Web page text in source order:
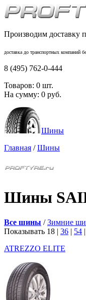
Производим доставку
доставка до транспортных компаний
8 (495) 762-0-444
Товаров: 0 шт.
На сумму: 0 руб.
Шины
Главная /Шины
Шины
Все шины /Зимние
Показывать 18 | 36 | 54 |
ATREZZO ELITE